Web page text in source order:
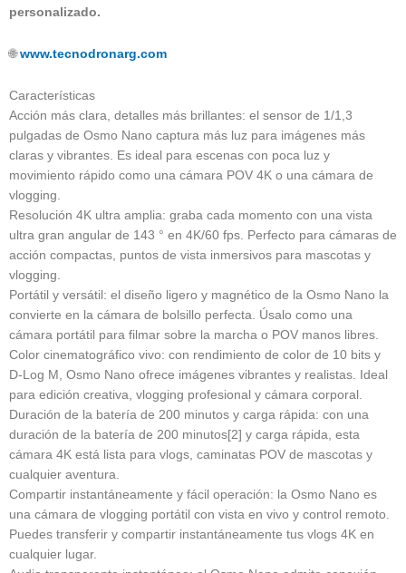
personalizado.
🌐www.tecnodronarg.com
Características
Acción más clara, detalles más brillantes: el sensor de 1/1,3
pulgadas de Osmo Nano captura más luz para imágenes más
claras y vibrantes. Es ideal para escenas con poca luz y
movimiento rápido como una cámara POV 4K o una cámara de
vlogging.
Resolución 4K ultra amplia: graba cada momento con una vista
ultra gran angular de 143 ° en 4K/60 fps. Perfecto para cámaras de
acción compactas, puntos de vista inmersivos para mascotas y
vlogging.
Portátil y versátil: el diseño ligero y magnético de la Osmo Nano la
convierte en la cámara de bolsillo perfecta. Úsalo como una
cámara portátil para filmar sobre la marcha o POV manos libres.
Color cinematográfico vivo: con rendimiento de color de 10 bits y
D-Log M, Osmo Nano ofrece imágenes vibrantes y realistas. Ideal
para edición creativa, vlogging profesional y cámara corporal.
Duración de la batería de 200 minutos y carga rápida: con una
duración de la batería de 200 minutos[2] y carga rápida, esta
cámara 4K está lista para vlogs, caminatas POV de mascotas y
cualquier aventura.
Compartir instantáneamente y fácil operación: la Osmo Nano es
una cámara de vlogging portátil con vista en vivo y control remoto.
Puedes transferir y compartir instantáneamente tus vlogs 4K en
cualquier lugar.